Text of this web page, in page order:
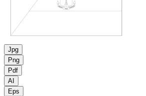
Jpg
Png
Pdf
AI
Eps